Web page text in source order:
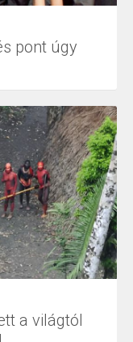
pont úgy
a világtól